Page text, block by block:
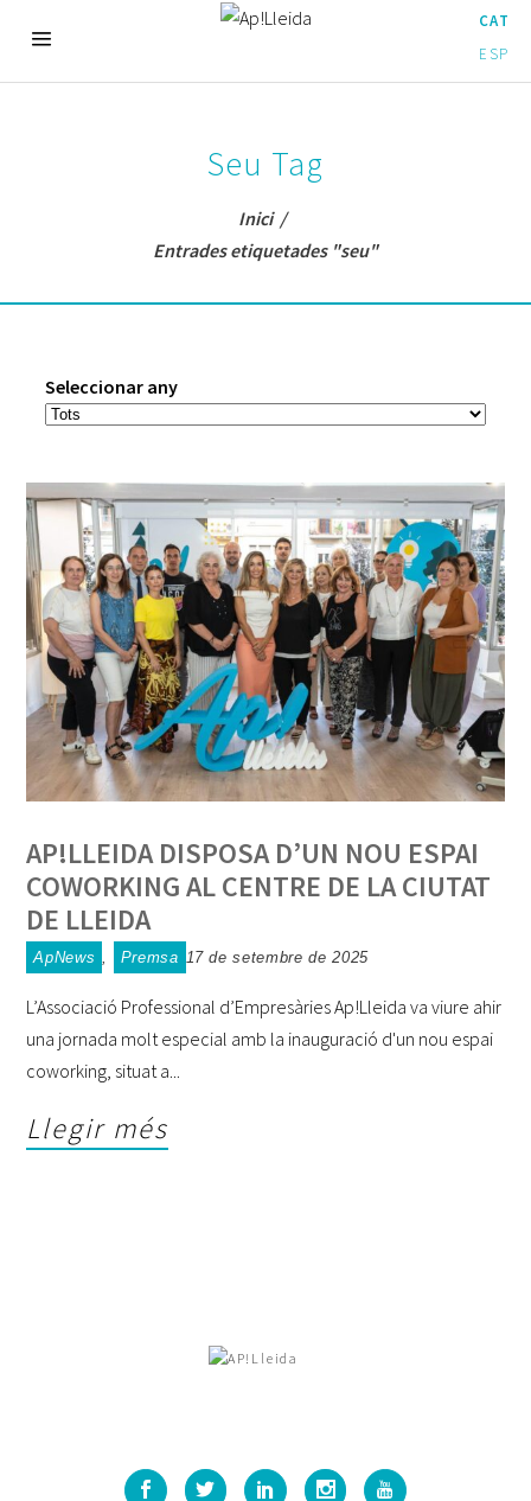
CAT
ESP
Seu Tag
Inici/
Entrades etiquetades "seu"
Seleccionar any
AP!LLEIDA DISPOSA D’UN NOU ESPAI
COWORKING AL CENTRE DE LA CIUTAT
DE LLEIDA
ApNews Premsa 17 de setembre de 2025
L’Associació Professional d’Empresàries Ap!Lleida va viure ahir
una jornada molt especial amb la inauguració d'un nou espai
coworking, situat a
Llegir més